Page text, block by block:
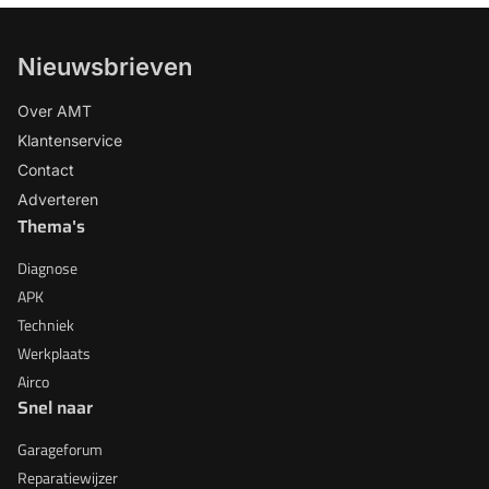
Nieuwsbrieven
Over AMT
Klantenservice
Contact
Adverteren
Thema's
Diagnose
APK
Techniek
Werkplaats
Airco
Snel naar
Garageforum
Reparatiewijzer